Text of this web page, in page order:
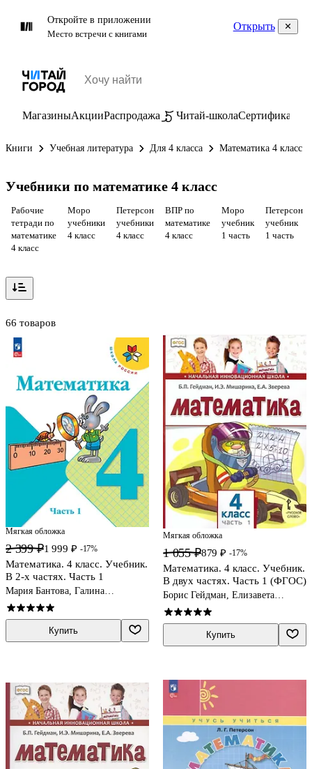
Откройте в приложении
Место встречи с книгами
Открыть
МагазиныАкцииРаспродажа Читай-школаСертификаты
Книги Учебная литература Для 4 класса Математика 4 класс
Учебники по математике 4 класс
Рабочие
тетради по
математике
4 класс
Моро
учебники
4 класс
Петерсон
учебники
4 класс
ВПР по
математике
4 класс
Моро
учебник
1 часть
Петерсон
учебник
1 часть
66 товаров
Мягкая обложка
2 399 ₽1 999 ₽ -17%
Математика. 4 класс. Учебник.
В 2-х частях. Часть 1
Мария Бантова, Галина
Бельтюкова, Мария Моро
Купить
Мягкая обложка
1 055 ₽879 ₽ -17%
Математика. 4 класс. Учебник.
В двух частях. Часть 1 (ФГОС)
Борис Гейдман, Елизавета
Зверева, Ирина Мишарина
Купить